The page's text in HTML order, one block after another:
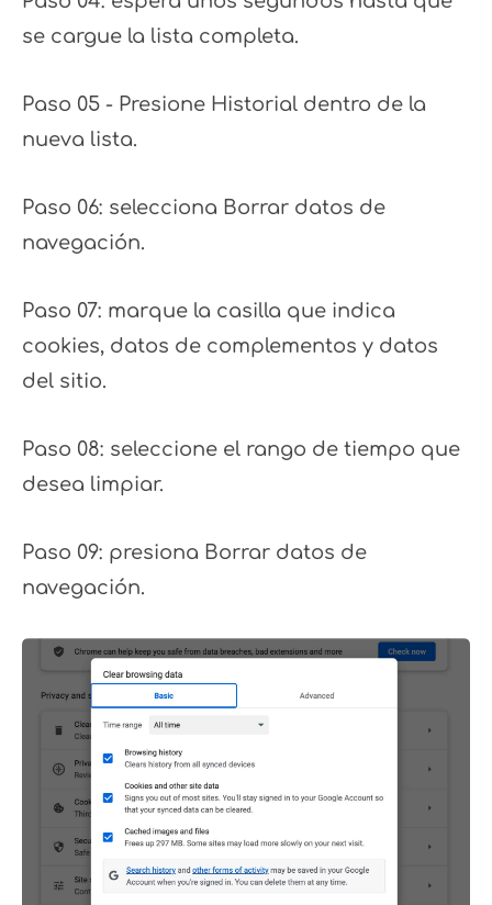
se cargue la lista completa.
Paso 05 - Presione Historial dentro de la
nueva lista.
Paso 06: selecciona Borrar datos de
navegación.
Paso 07: marque la casilla que indica
cookies, datos de complementos y datos
del sitio.
Paso 08: seleccione el rango de tiempo que
desea limpiar.
Paso 09: presiona Borrar datos de
navegación.